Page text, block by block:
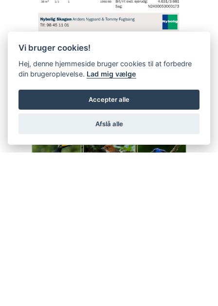
Vi bruger cookies!
Hej, denne hjemmeside bruger cookies til at forbedre
din brugeroplevelse. Lad mig vælge
Accepter alle
Afslå alle